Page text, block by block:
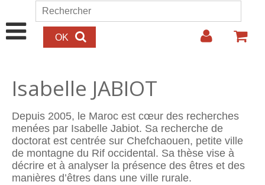
Aller au contenu principal
Formulaire de recherche
Rechercher
Isabelle JABIOT
Depuis 2005, le Maroc est cœur des recherches
menées par Isabelle Jabiot. Sa recherche de
doctorat est centrée sur Chefchaouen, petite ville
de montagne du Rif occidental. Sa thèse vise à
décrire et à analyser la présence des êtres et des
manières d’êtres dans une ville rurale.